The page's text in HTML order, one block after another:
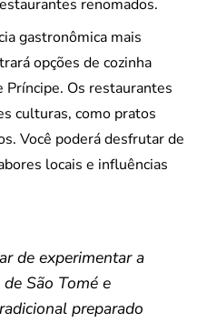
renomados.
gastronômica mais
opções de cozinha
Príncipe. Os restaurantes
culturas, como pratos
Você poderá desfrutar de
locais e influências
de experimentar a
São Tomé e
preparado